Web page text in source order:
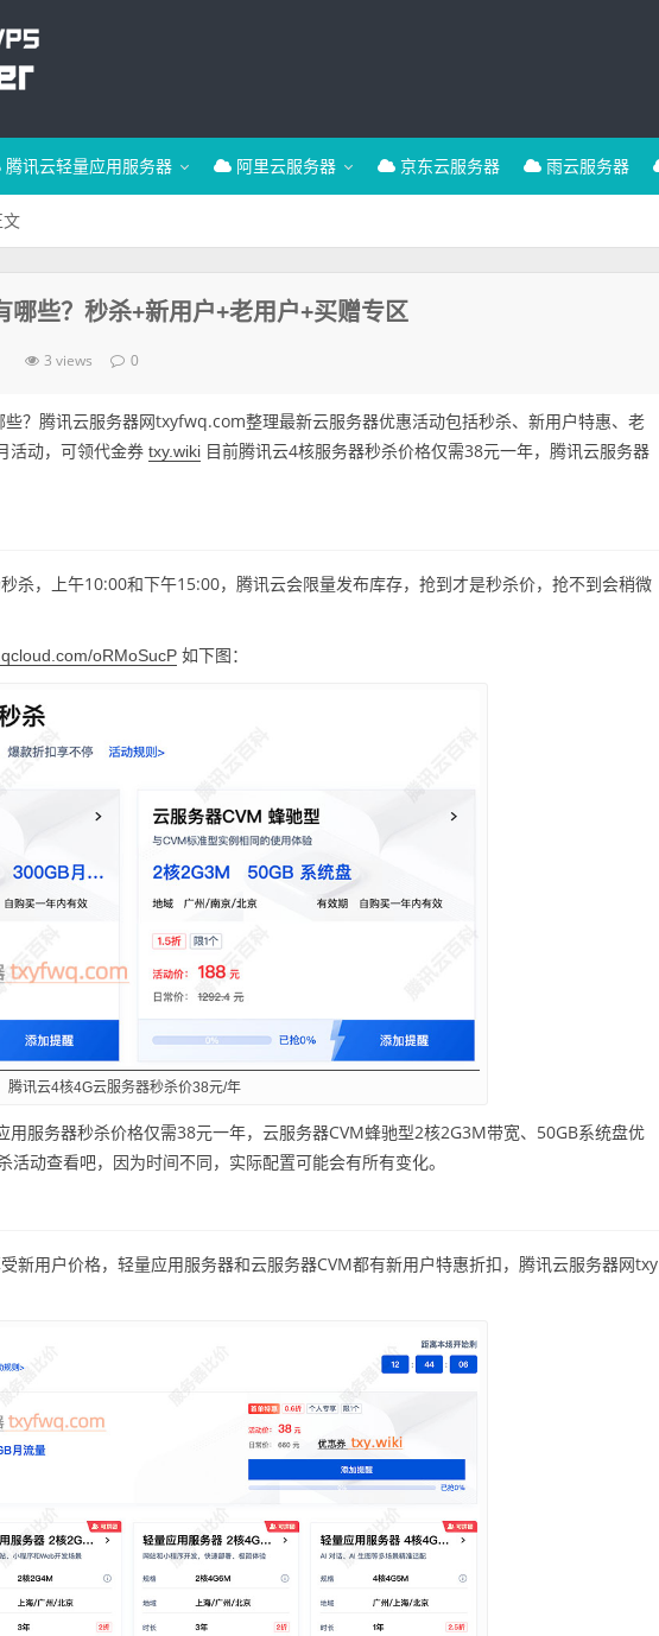
腾讯云轻量应用服务器 阿里云服务器 京东云服务器 雨云服务器
文
哪些？秒杀+新用户+老用户+买赠专区
3 views 0
？腾讯云服务器网txyfwq.com整理最新云服务器优惠活动包括秒杀、新用户特惠、老
活动，可领代金券txy.wiki 目前腾讯云4核服务器秒杀价格仅需38元一年，腾讯云服务器
杀，上午10:00和下午15:00，腾讯云会限量发布库存，抢到才是秒杀价，抢不到会稍微
oRMoSucP 如下图：
腾讯云4核4G云服务器秒杀价38元/年
用服务器秒杀价格仅需38元一年，云服务器CVM蜂驰型2核2G3M带宽、50GB系统盘优
动查看吧，因为时间不同，实际配置可能会有所有变化。
新用户价格，轻量应用服务器和云服务器CVM都有新用户特惠折扣，腾讯云服务器网txy